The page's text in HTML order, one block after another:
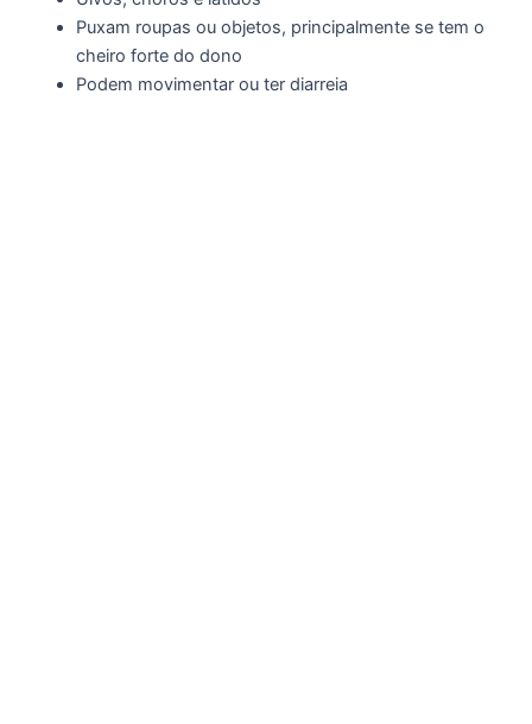
Puxam roupas ou objetos, principalmente se tem o
cheiro forte do dono
Podem movimentar ou ter diarreia